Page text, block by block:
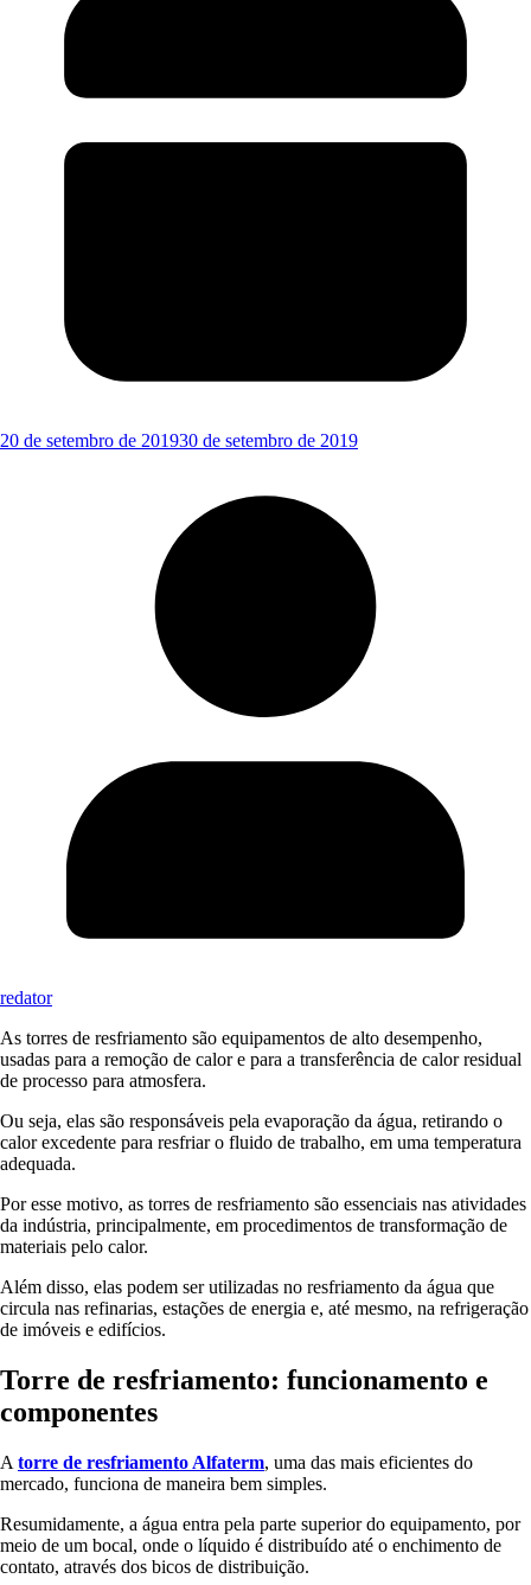
20 de setembro de 201930 de setembro de 2019
redator
As torres de resfriamento são equipamentos de alto desempenho,
usadas para a remoção de calor e para a transferência de calor residual
de processo para atmosfera.
Ou seja, elas são responsáveis pela evaporação da água, retirando o
calor excedente para resfriar o fluido de trabalho, em uma temperatura
adequada.
Por esse motivo, as torres de resfriamento são essenciais nas atividades
da indústria, principalmente, em procedimentos de transformação de
materiais pelo calor.
Além disso, elas podem ser utilizadas no resfriamento da água que
circula nas refinarias, estações de energia e, até mesmo, na refrigeração
de imóveis e edifícios.
Torre de resfriamento: funcionamento e
componentes
A torre de resfriamento Alfaterm, uma das mais eficientes do
mercado, funciona de maneira bem simples.
Resumidamente, a água entra pela parte superior do equipamento, por
meio de um bocal, onde o líquido é distribuído até o enchimento de
contato, através dos bicos de distribuição.